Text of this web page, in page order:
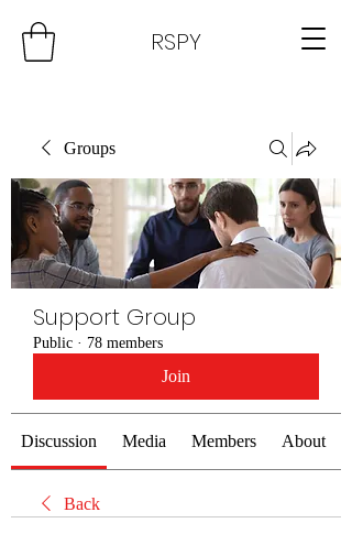
RSPY
Groups
Support Group
Public · 78 members
Join
Discussion Media Members About
Back